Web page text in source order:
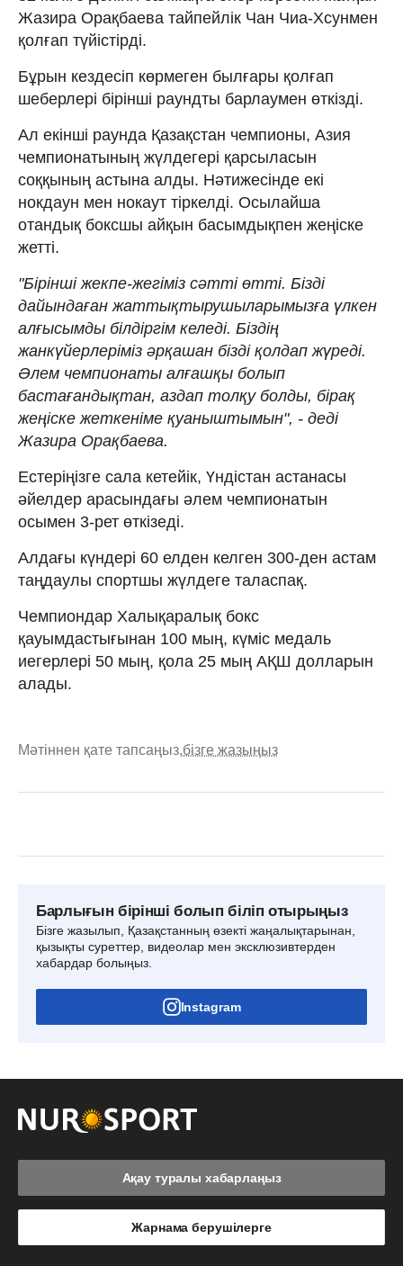
Жазира Орақбаева тайпейлік Чан Чиа-Хсунмен
қолғап түйістірді.
Бұрын кездесіп көрмеген былғары қолғап
шеберлері бірінші раундты барлаумен өткізді.
Ал екінші раунда Қазақстан чемпионы, Азия
чемпионатының жүлдегері қарсыласын
соққының астына алды. Нәтижесінде екі
нокдаун мен нокаут тіркелді. Осылайша
отандық боксшы айқын басымдықпен жеңіске
жетті.
"Бірінші жекпе-жегіміз сәтті өтті. Бізді
дайындаған жаттықтырушыларымызға үлкен
алғысымды білдіргім келеді. Біздің
жанкүйерлеріміз әрқашан бізді қолдап жүреді.
Әлем чемпионаты алғашқы болып
бастағандықтан, аздап толқу болды, бірақ
жеңіске жеткеніме қуаныштымын", - деді
Жазира Орақбаева.
Естеріңізге сала кетейік, Үндістан астанасы
әйелдер арасындағы әлем чемпионатын
осымен 3-рет өткізеді.
Алдағы күндері 60 елден келген 300-ден астам
таңдаулы спортшы жүлдеге таласпақ.
Чемпиондар Халықаралық бокс
қауымдастығынан 100 мың, күміс медаль
иегерлері 50 мың, қола 25 мың АҚШ долларын
алады.
Мәтіннен қате тапсаңыз,бізге жазыңыз
Барлығын бірінші болып біліп отырыңыз
Бізге жазылып, Қазақстанның өзекті жаңалықтарынан,
қызықты суреттер, видеолар мен эксклюзивтерден
хабардар болыңыз.
Instagram
Ақау туралы хабарлаңыз
Жарнама берушілерге